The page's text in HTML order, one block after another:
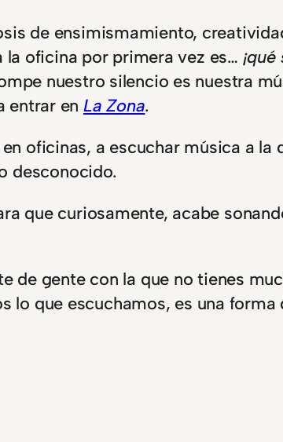
de ensimismamiento,
la oficina por primera vez es…
nuestro silencio es nuestra
entrar en La Zona.
oficinas, a escuchar música a la
desconocido.
que curiosamente, acabe
de gente con la que no tienes
que escuchamos, es una forma